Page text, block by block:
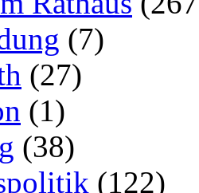
(7)
(27)
(1)
(38)
(122)